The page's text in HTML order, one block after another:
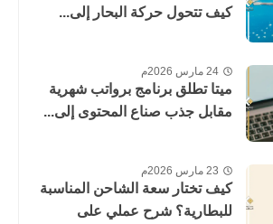
كيف تتحول حركة البحار إلى...
24 مارس 2026م
ميتا تطلق برنامج برواتب شهرية
مقابل جذب صناع المحتوى إلى...
23 مارس 2026م
كيف تختار سعة الشاحن المناسبة
للبطارية؟ شرح عملي على